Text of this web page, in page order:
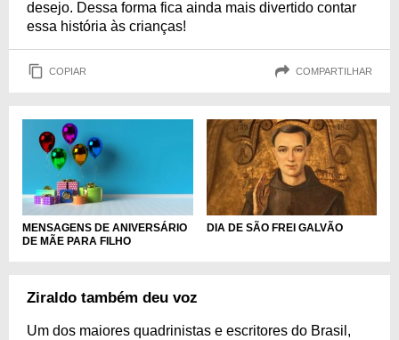
desejo. Dessa forma fica ainda mais divertido contar
essa história às crianças!
COPIAR COMPARTILHAR
MENSAGENS DE ANIVERSÁRIO
DE MÃE PARA FILHO
DIA DE SÃO FREI GALVÃO
Ziraldo também deu voz
Um dos maiores quadrinistas e escritores do Brasil,